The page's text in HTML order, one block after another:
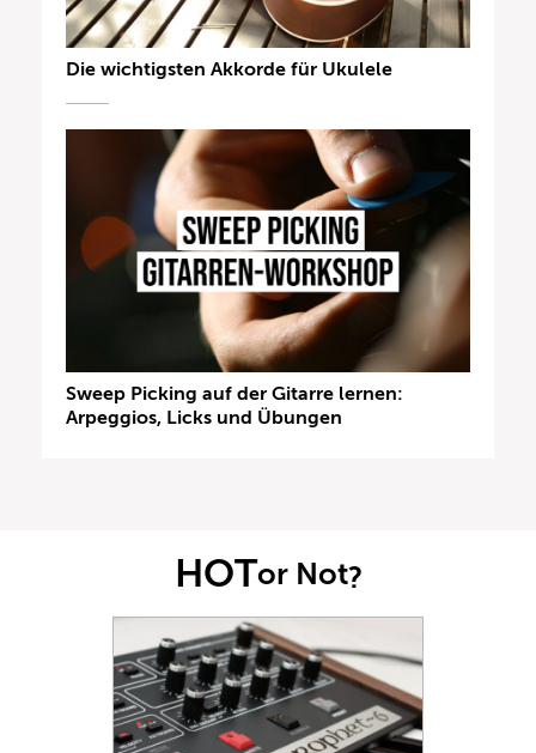
Die wichtigsten Akkorde für Ukulele
Sweep Picking auf der Gitarre lernen:
Arpeggios, Licks und Übungen
HOTor Not?